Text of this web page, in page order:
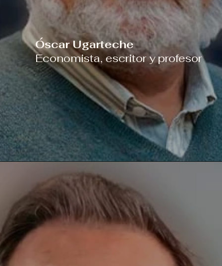
Óscar Ugarteche
Economista, escritor y profesor